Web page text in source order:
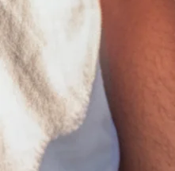
4,8 (+15 000
Lahjamme inspiroivat.
Ilmainen
Tilaa tänään – personoitu